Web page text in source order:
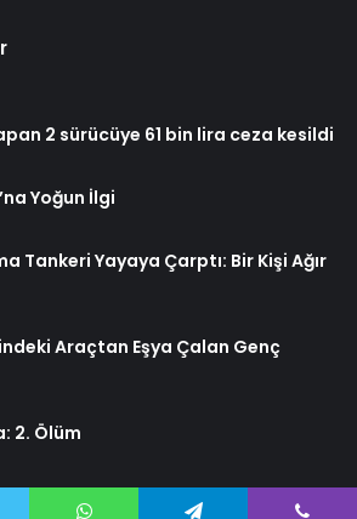
2 sürücüye 61 bin lira ceza kesildi
Yoğun İlgi
Tankeri Yayaya Çarptı: Bir Kişi Ağır
Araçtan Eşya Çalan Genç
2. Ölüm